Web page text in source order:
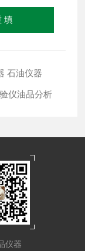
石油仪器
仪油品分析
仪器